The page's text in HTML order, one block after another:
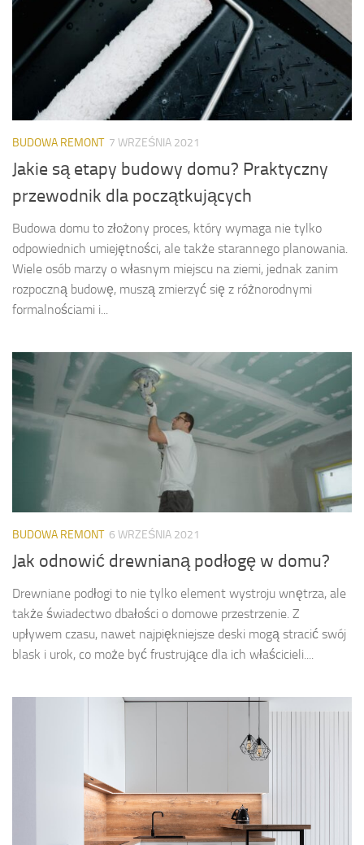
BUDOWA REMONT 7 WRZEŚNIA 2021
Jakie są etapy budowy domu? Praktyczny
przewodnik dla początkujących
Budowa domu to złożony proces, który wymaga nie tylko
odpowiednich umiejętności, ale także starannego planowania.
Wiele osób marzy o własnym miejscu na ziemi, jednak zanim
rozpoczną budowę, muszą zmierzyć się z różnorodnymi
formalnościami i...
BUDOWA REMONT 6 WRZEŚNIA 2021
Jak odnowić drewnianą podłogę w domu?
Drewniane podłogi to nie tylko element wystroju wnętrza, ale
także świadectwo dbałości o domowe przestrzenie. Z
upływem czasu, nawet najpiękniejsze deski mogą stracić swój
blask i urok, co może być frustrujące dla ich właścicieli....